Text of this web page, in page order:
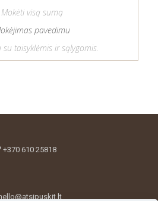
Mokėti visą sumą
pavedimu
su taisyklėmis ir sąlygomis.
+370 610 25818